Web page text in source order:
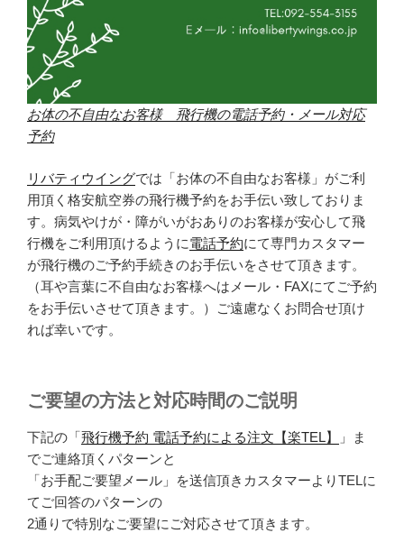
お体の不自由なお客様 飛行機の電話予約・メール対応
予約
リバティウイングでは「お体の不自由なお客様」がご利
用頂く格安航空券の飛行機予約をお手伝い致しておりま
す。病気やけが・障がいがおありのお客様が安心して飛
行機をご利用頂けるように電話予約にて専門カスタマー
が飛行機のご予約手続きのお手伝いをさせて頂きます。
（耳や言葉に不自由なお客様へはメール・FAXにてご予約
をお手伝いさせて頂きます。）ご遠慮なくお問合せ頂け
れば幸いです。
ご要望の方法と対応時間のご説明
下記の「飛行機予約 電話予約による注文【楽TEL】
」ま
でご連絡頂くパターンと
「お手配ご要望メール」を送信頂きカスタマーよりTELに
てご回答のパターンの
2通りで特別なご要望にご対応させて頂きます。